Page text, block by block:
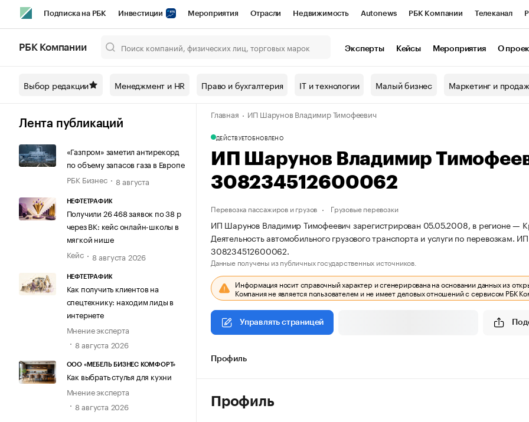
Подписка на РБК Инвестиции Мероприятия Отрасли Недвижимость Autonews РБК Компании Телеканал
Спецпроекты СПб Конференции СПб Спецпроекты Проверка контрагентов
Технологии и медиа Рынок наличной валюты
РБК Компании Эксперты Кейсы Мероприятия О
Выбор редакции Менеджмент и HR Право и бухгалтерия IT и технологии Малый бизнес Маркетинг и
Лента публикаций
«Газпром» заметил антирекорд
по объему запасов газа в Европе
РБК Бизнес
8 августа
НЕФТЕТРАФИК
Получили 26 468 заявок по 38 р
через ВК: кейс онлайн-школы в
мягкой нише
Кейс
8 августа 2026
НЕФТЕТРАФИК
Как получить клиентов на
спецтехнику: находим лиды в
интернете
Мнение эксперта
8 августа 2026
ООО «МЕБЕЛЬ БИЗНЕС КОМФОРТ»
Как выбрать стулья для кухни
Мнение эксперта
8 августа 2026
Главная ИП Шарунов Владимир Тимофеевич
ДЕЙСТВУЕТОБНОВЛЕНО
ИП Шарунов Владимир
308234512600062
Перевозка пассажиров и грузов Грузовые перевозки
ИП Шарунов Владимир Тимофеевич зарегистрирован 05.05.2008, в регионе —
Деятельность автомобильного грузового транспорта и услуги по
308234512600062.
Данные получены из публичных государственных источников.
Информация носит справочный характер и сгенерирована на основании данных из
Компания не является пользователем и не имеет деловых отношений с сервисом РБК
Управлять страницей
Профиль
Профиль